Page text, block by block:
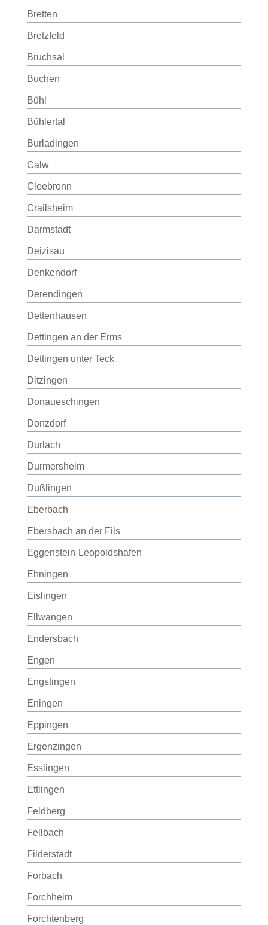
Bretten
Bretzfeld
Bruchsal
Buchen
Bühl
Bühlertal
Burladingen
Calw
Cleebronn
Crailsheim
Darmstadt
Deizisau
Denkendorf
Derendingen
Dettenhausen
Dettingen an der Erms
Dettingen unter Teck
Ditzingen
Donaueschingen
Donzdorf
Durlach
Durmersheim
Dußlingen
Eberbach
Ebersbach an der Fils
Eggenstein-Leopoldshafen
Ehningen
Eislingen
Ellwangen
Endersbach
Engen
Engstingen
Eningen
Eppingen
Ergenzingen
Esslingen
Ettlingen
Feldberg
Fellbach
Filderstadt
Forbach
Forchheim
Forchtenberg